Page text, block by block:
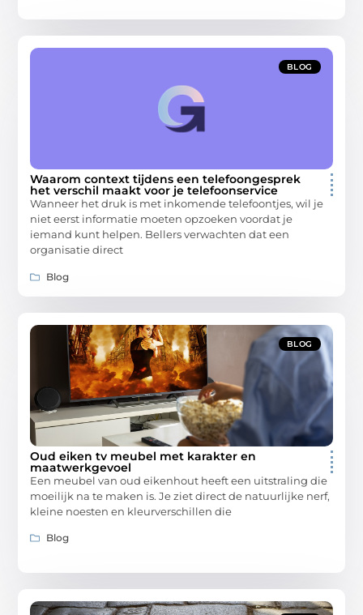
BLOG
Waarom context tijdens een telefoongesprek
het verschil maakt voor je telefoonservice
Wanneer het druk is met inkomende telefoontjes, wil je
niet eerst informatie moeten opzoeken voordat je
iemand kunt helpen. Bellers verwachten dat een
organisatie direct
Blog
BLOG
Oud eiken tv meubel met karakter en
maatwerkgevoel
Een meubel van oud eikenhout heeft een uitstraling die
moeilijk na te maken is. Je ziet direct de natuurlijke nerf,
kleine noesten en kleurverschillen die
Blog